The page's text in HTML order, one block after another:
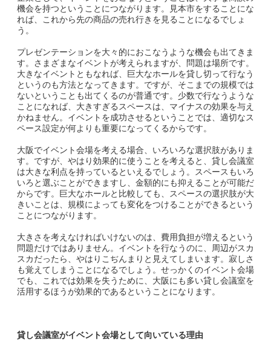
機会を持つということにつながります。見本市をすることにな
れば、これから先の商品の売れ行きを見ることになるでしょ
う。
プレゼンテーションを大々的におこなうような機会も出てきま
す。さまざまなイベントが考えられますが、問題は場所です。
大きなイベントともなれば、巨大なホールを貸し切って行なう
というのも方法となってきます。ですが、そこまでの規模では
ないということも出てくるのが普通です。少数で行なうような
ことになれば、大きすぎるスペースは、マイナスの効果を与え
かねません。イベントを成功させるということでは、適切なス
ペース設定が何よりも重要になってくるからです。
大阪でイベント会場を考える場合、いろいろな選択肢がありま
す。ですが、やはり効果的に使うことを考えると、貸し会議室
は大きな利点を持っているといえるでしょう。スペースもいろ
いろと選ぶことができますし、金額的にも抑えることが可能だ
からです。巨大なホールと比較しても、スペースの選択肢が大
きいことは、規模によっても変化をつけることができるという
ことにつながります。
大きさを考えなければいけないのは、費用負担が増えるという
問題だけではありません。イベントを行なうのに、周辺がスカ
スカだったら、やはりこぢんまりと見えてしまいます。寂しさ
も覚えてしまうことになるでしょう。せっかくのイベント会場
でも、これでは効果を失うために、大阪にも多い貸し会議室を
活用するほうが効果的であるということになります。
貸し会議室がイベント会場として向いている理由